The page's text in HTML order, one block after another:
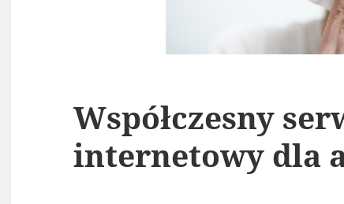
Współczesny
internetowy dla